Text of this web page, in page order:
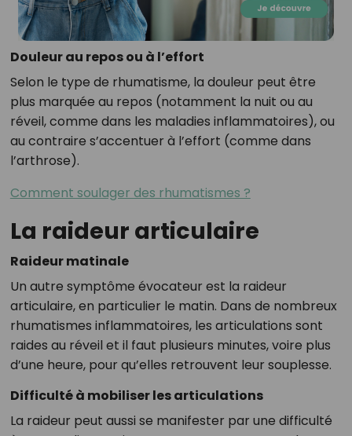
Douleur au repos ou à l’effort
Selon le type de rhumatisme, la douleur peut être
plus marquée au repos (notamment la nuit ou au
réveil, comme dans les maladies inflammatoires), ou
au contraire s’accentuer à l’effort (comme dans
l’arthrose).
Comment soulager des rhumatismes ?
La raideur articulaire
Raideur matinale
Un autre symptôme évocateur est la raideur
articulaire, en particulier le matin. Dans de nombreux
rhumatismes inflammatoires, les articulations sont
raides au réveil et il faut plusieurs minutes, voire plus
d’une heure, pour qu’elles retrouvent leur souplesse.
Difficulté à mobiliser les articulations
La raideur peut aussi se manifester par une difficulté